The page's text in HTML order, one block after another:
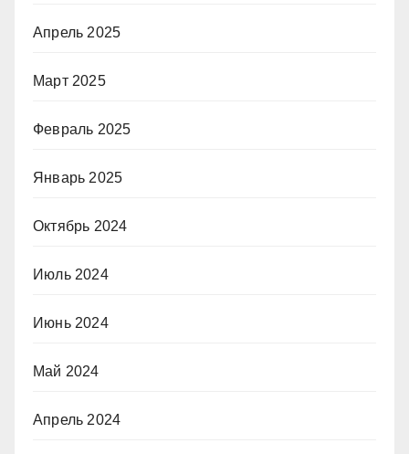
Апрель 2025
Март 2025
Февраль 2025
Январь 2025
Октябрь 2024
Июль 2024
Июнь 2024
Май 2024
Апрель 2024